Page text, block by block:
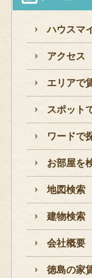
ハウスマ
アクセス
エリアで
スポット
ワードで
お部屋を
地図検索
建物検索
会社概要
徳島の家